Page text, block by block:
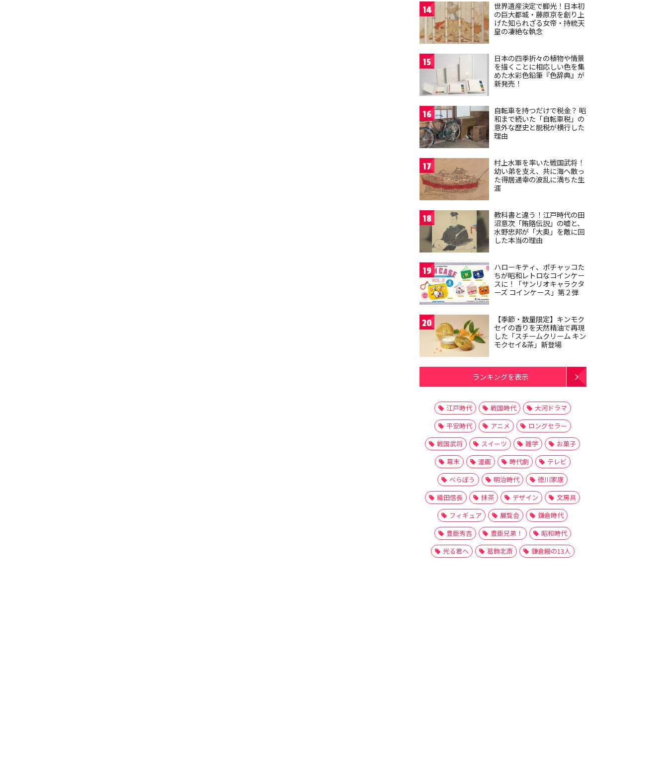
14
世界遺産決定で脚光！日本初
の巨大都城・藤原京を創り上
げた知られざる女帝・持統天
皇の凄絶な執念
15
日本の四季折々の植物や情景
を描くことに相応しい色を集
めた水彩色鉛筆『色辞典』が
新発売！
16
自転車を持つだけで税金？ 昭
和まで続いた「自転車税」の
意外な歴史と脱税が横行した
理由
17
村上水軍を率いた戦国武将！
幼い弟を支え、共に海へ散っ
た得居通幸の波乱に満ちた生
涯
18
教科書と違う！江戸時代の田
沼意次「賄賂伝説」の嘘と、
水野忠邦が「大奥」を敵に回
した本当の理由
19
ハローキティ、ポチャッコた
ちが昭和レトロなコインケー
スに！「サンリオキャラクタ
ーズ コインケース」第２弾
20
【季節・数量限定】キンモク
セイの香りを天然精油で再現
した「スチームクリーム キン
モクセイ&茶」新登場
ランキングを表示
江戸時代 戦国時代
大河ドラマ
平安時代
アニメ
ロングセラー
戦国武将
スイーツ 雑学
お菓子
幕末
漫画 時代劇
テレビ
べらぼう
明治時代
徳川家康
織田信長
抹茶 デザイン
文房具
フィギュア
展覧会
鎌倉時代
豊臣秀吉
豊臣兄弟！
昭和時代
光る君へ
葛飾北斎 鎌倉殿の13人